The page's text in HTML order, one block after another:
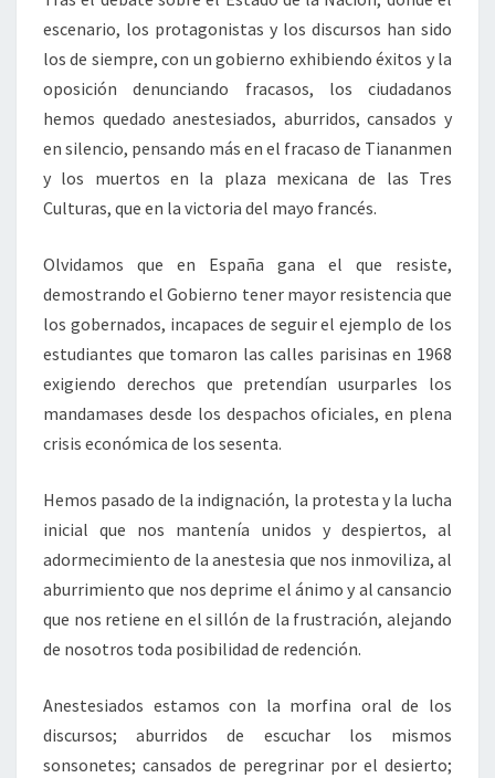
escenario, los protagonistas y los discursos han sido
los de siempre, con un gobierno exhibiendo éxitos y la
oposición denunciando fracasos, los ciudadanos
hemos quedado anestesiados, aburridos, cansados y
en silencio, pensando más en el fracaso de Tiananmen
y los muertos en la plaza mexicana de las Tres
Culturas, que en la victoria del mayo francés.
Olvidamos que en España gana el que resiste,
demostrando el Gobierno tener mayor resistencia que
los gobernados, incapaces de seguir el ejemplo de los
estudiantes que tomaron las calles parisinas en 1968
exigiendo derechos que pretendían usurparles los
mandamases desde los despachos oficiales, en plena
crisis económica de los sesenta.
Hemos pasado de la indignación, la protesta y la lucha
inicial que nos mantenía unidos y despiertos, al
adormecimiento de la anestesia que nos inmoviliza, al
aburrimiento que nos deprime el ánimo y al cansancio
que nos retiene en el sillón de la frustración, alejando
de nosotros toda posibilidad de redención.
Anestesiados estamos con la morfina oral de los
discursos; aburridos de escuchar los mismos
sonsonetes; cansados de peregrinar por el desierto;